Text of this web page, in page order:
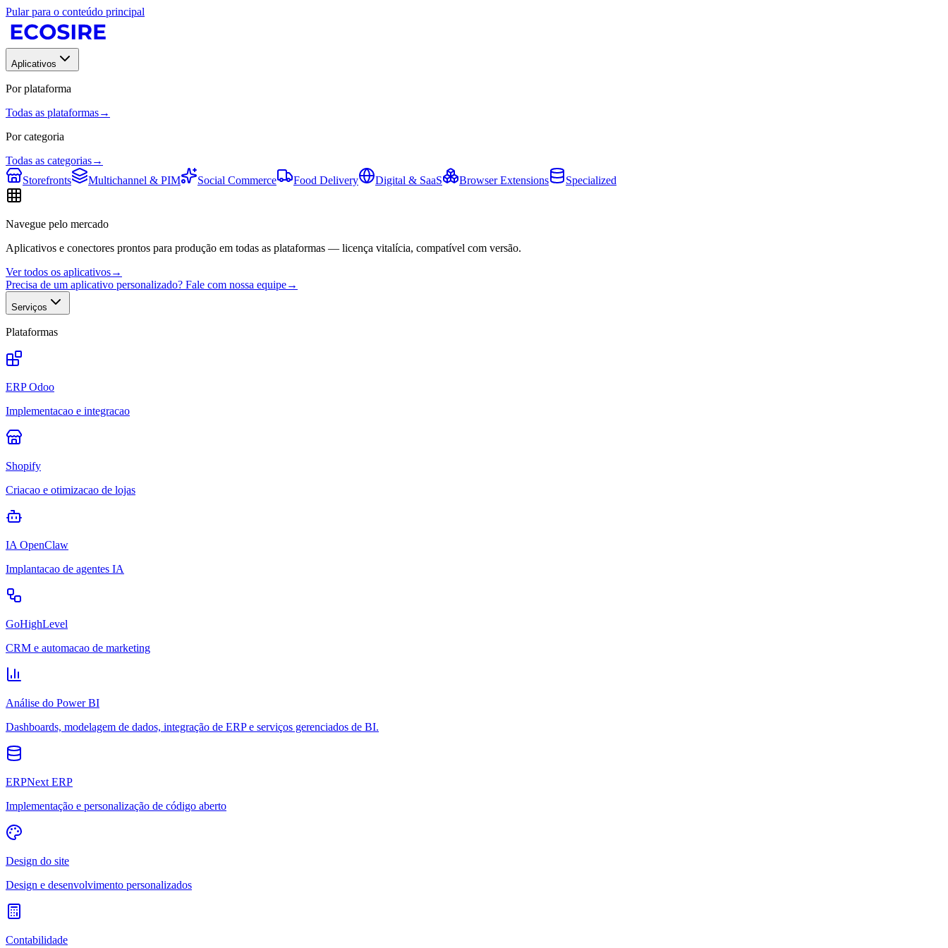
Pular para o conteúdo principal
Aplicativos
Por plataforma
Todas as plataformas→
Por categoria
Todas as categorias→
Storefronts
Multichannel & PIM Social Commerce Food Delivery Digital & SaaS Browser Extensions Specialized
Navegue pelo mercado
Aplicativos e conectores prontos para produção em todas as plataformas — licença vitalícia, compatível com versão.
Ver todos os aplicativos→
Precisa de um aplicativo personalizado? Fale com nossa equipe→
Serviços
Plataformas
ERP Odoo
Implementacao e integracao
Shopify
Criacao e otimizacao de lojas
IA OpenClaw
Implantacao de agentes IA
GoHighLevel
CRM e automacao de marketing
Análise do Power BI
Dashboards, modelagem de dados, integração de ERP e serviços gerenciados de BI.
ERPNext ERP
Implementação e personalização de código aberto
Design do site
Design e desenvolvimento personalizados
Contabilidade